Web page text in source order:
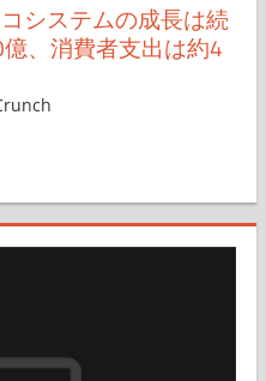
システムの成長は続
、消費者支出は約4
Kaminishi